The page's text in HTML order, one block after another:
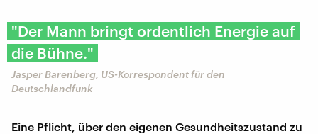
"Der Mann bringt ordentlich Energie auf
die Bühne."
Jasper Barenberg, US-Korrespondent für den
Deutschlandfunk
Eine Pflicht, über den eigenen Gesundheitszustand zu